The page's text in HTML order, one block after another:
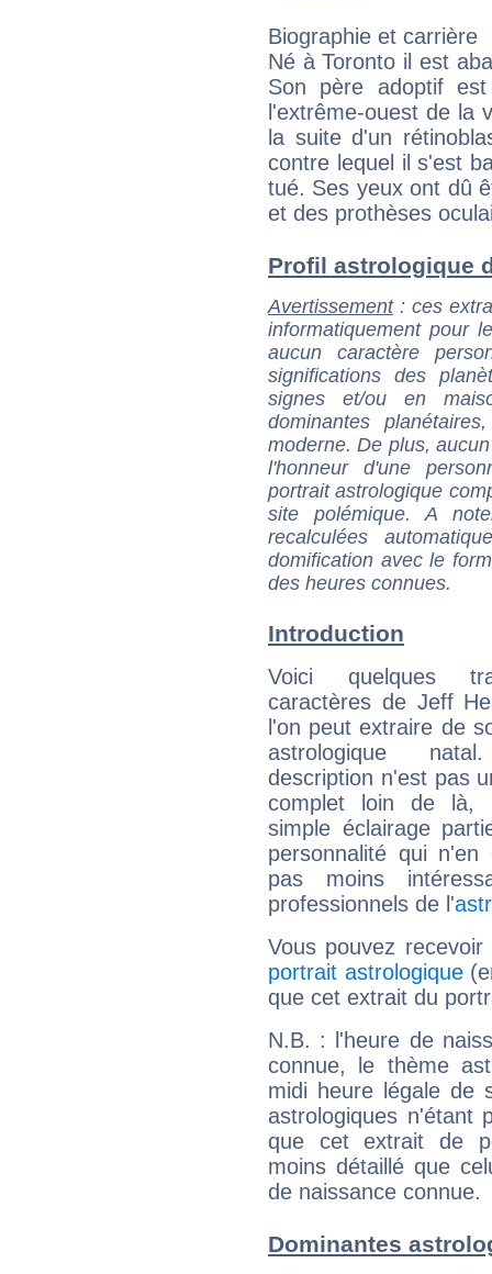
Biographie et carrière
Né à Toronto il est
Son père adoptif
l'extrême-ouest de la
la suite d'un
contre lequel il s'est
tué. Ses yeux ont dû
et des prothèses
Profil astrologique
Avertissement: ces
informatiquement pour
aucun caractère
significations des
signes et/ou en
dominantes
moderne. De plus,
l'honneur d'une
portrait astrologique
site polémique. A
recalculées
domification avec le
des heures connues.
Introduction
Voici quelques
caractères de Jeff
l'on peut extraire de
astrologique
description n'est pas
complet loin de là,
simple éclairage
personnalité qui n'en
pas moins
professionnels de l'
Vous pouvez
portrait astrologique
que cet extrait du
N.B. : l'heure de
connue, le thème
midi heure légale de
astrologiques n'étant
que cet extrait de
moins détaillé que
de naissance connue.
Dominantes